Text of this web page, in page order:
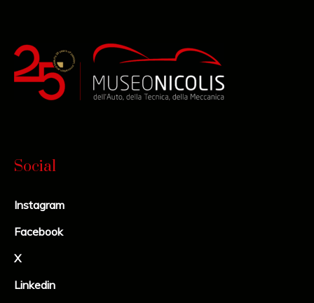
Social
Instagram
Facebook
X
Linkedin